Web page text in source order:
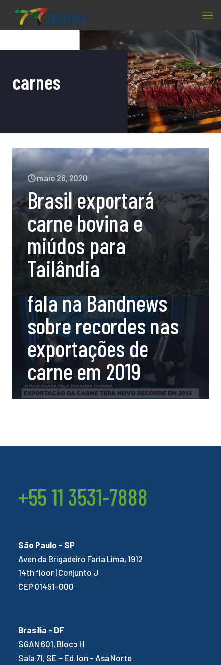
carnes
maio 26, 2020
Brasil exportará
carne bovina e
miúdos para
Tailândia
dezembro 12, 2019
Presidente da Abiec
fala na Bandnews
sobre recordes nas
exportações de
carne em 2019
+55 11 3531-7888
São Paulo – SP
Avenida Brigadeiro Faria Lima, 1912
14th floor | Conjunto J
CEP 01451-000
Brasília - DF
SGAN 601, Bloco H
Sala 71, SE – Ed. Ion - Asa Norte